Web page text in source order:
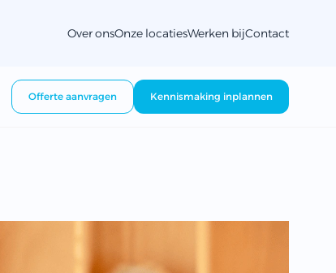
Over onsOnze locatiesWerken bijContact
Offerte aanvragen Kennismaking inplannen